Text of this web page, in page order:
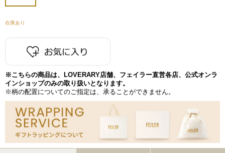
在庫あり
※こちらの商品は、LOVERARY店舗、フェイラー直営各店、公式オンラ
インショップのみの取り扱いとなります。
※柄の配置についてのご指定は、承ることができません。